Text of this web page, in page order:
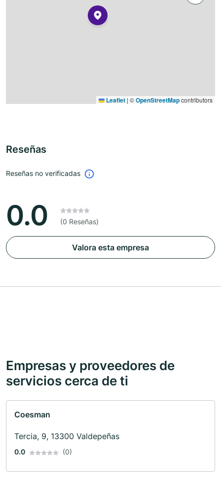
Leaflet | ©OpenStreetMapcontributors
Reseñas
Reseñas no verificadas
0.0 (0 Reseñas)
Valora esta empresa
Empresas y proveedores de
servicios cerca de ti
Coesman
Tercia, 9, 13300 Valdepeñas
0.0 (0)